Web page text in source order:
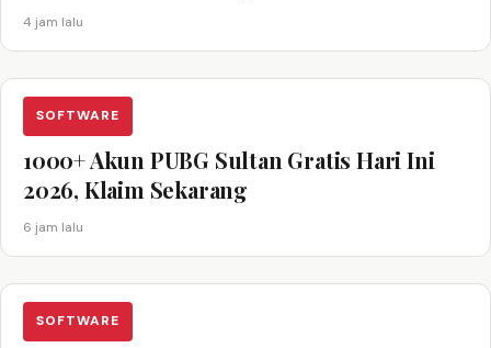
4 jam lalu
SOFTWARE
1000+ Akun PUBG Sultan Gratis Hari Ini
2026, Klaim Sekarang
6 jam lalu
SOFTWARE